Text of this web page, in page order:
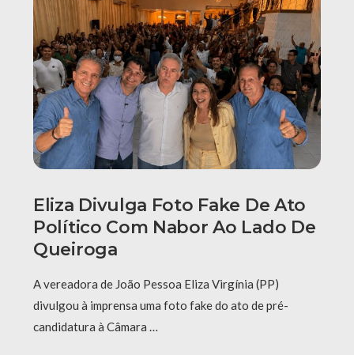
Eliza Divulga Foto Fake De Ato
Político Com Nabor Ao Lado De
Queiroga
A vereadora de João Pessoa Eliza Virgínia (PP)
divulgou à imprensa uma foto fake do ato de pré-
candidatura à Câmara …